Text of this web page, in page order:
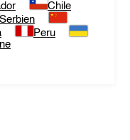
Chile
Serbien
Peru